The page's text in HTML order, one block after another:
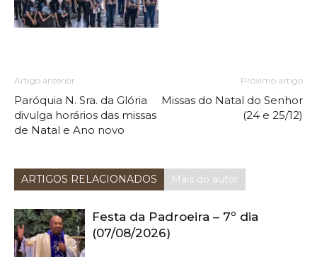
Artigo anterior
Paróquia N. Sra. da Glória
divulga horários das missas
de Natal e Ano novo
Próximo artigo
Missas do Natal do Senhor
(24 e 25/12)
ARTIGOS RELACIONADOS Mais do autor
Festa da Padroeira – 7º dia
(07/08/2026)